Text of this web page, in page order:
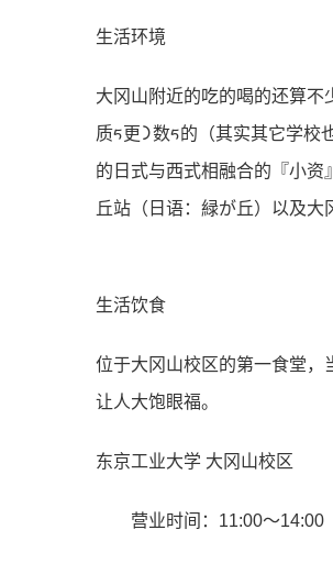
⽣活环境
⼤冈⼭附近的吃的喝的还算
质ᰁ更᯿数ᰁ的（其实其它学校
的⽇式与⻄式相融合的『⼩
丘站（⽇语：緑が丘）以及⼤
生活饮食
位于大冈山校区的第一食堂，
让人大饱眼福。
东京工业大学 大冈山校区
营业时间：11:00～14:00